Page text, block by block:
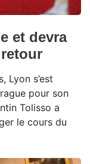
et devra
Lyon s’est
pour son
Tolisso a
le cours du